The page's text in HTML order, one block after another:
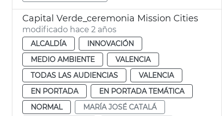
Capital Verde_ceremonia Mission Cities
modificado hace 2 años
ALCALDÍA
INNOVACIÓN
MEDIO AMBIENTE
VALENCIA
TODAS LAS AUDIENCIAS
VALENCIA
EN PORTADA
EN PORTADA TEMÁTICA
NORMAL
MARÍA JOSÉ CATALÁ